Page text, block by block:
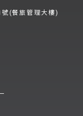
(餐旅管理大樓)